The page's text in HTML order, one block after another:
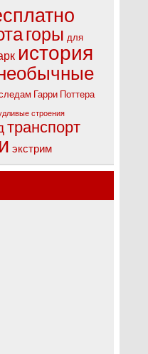
горы для
история
Гарри Поттера
строения
транспорт
экстрим